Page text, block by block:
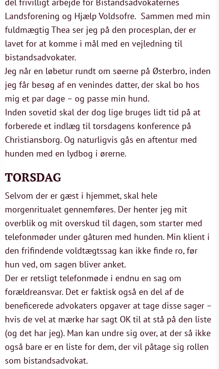
Landsforening og Hjælp Voldsofre. Sammen med min
fuldmægtig Thea ser jeg på den procesplan, der er
lavet for at komme i mål med en vejledning til
bistandsadvokater.
Jeg når en løbetur rundt om søerne på Østerbro, inden
jeg får besøg af en venindes datter, der skal bo hos
mig et par dage – og passe min hund.
Inden sovetid skal der dog lige bruges lidt tid på at
forberede et indlæg til torsdagens konference på
Christiansborg. Og naturligvis gås en aftentur med
hunden med en lydbog i ørerne.
TORSDAG
Selvom der er gæst i hjemmet, skal hele
morgenritualet gennemføres. Der henter jeg mit
overblik og mit overskud til dagen, som starter med
telefonmøder under gåturen med hunden. Min klient i
den frifindende voldtægtssag kan ikke finde ro, før
hun ved, om sagen bliver anket.
Der er retsligt telefonmøde i endnu en sag om
forældreansvar. Det er faktisk også en del af de
beneficerede advokaters opgaver at tage disse sager –
hvis de vel at mærke har sagt OK til at stå på den liste
(og det har jeg). Man kan undre sig over, at der så ikke
også bare er en liste for dem, der vil påtage sig rollen
som bistandsadvokat.